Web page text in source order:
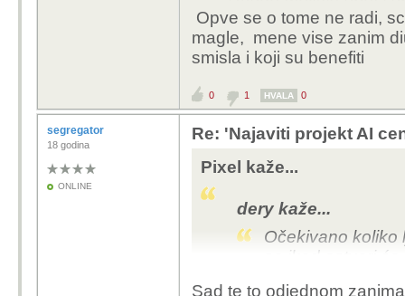
kakvu
2. "sto mislis
Koliko točno
koliko
3. "mnoge
3 godine je
inženjer ili
A ovo ostralo,
ti ne vidiš
koliko god ih puta
tu promjene koliko
Opve se o tome ne radi,
magle, mene vise zanim
smisla i koji su benefiti
0 1 HVALA 0
segregator
18 godina
ONLINE
Re: 'Najaviti projekt AI
Pixel kaže...
dery kaže...
Očekivano koliko
se ikad ostvari
Sad te to odjednom